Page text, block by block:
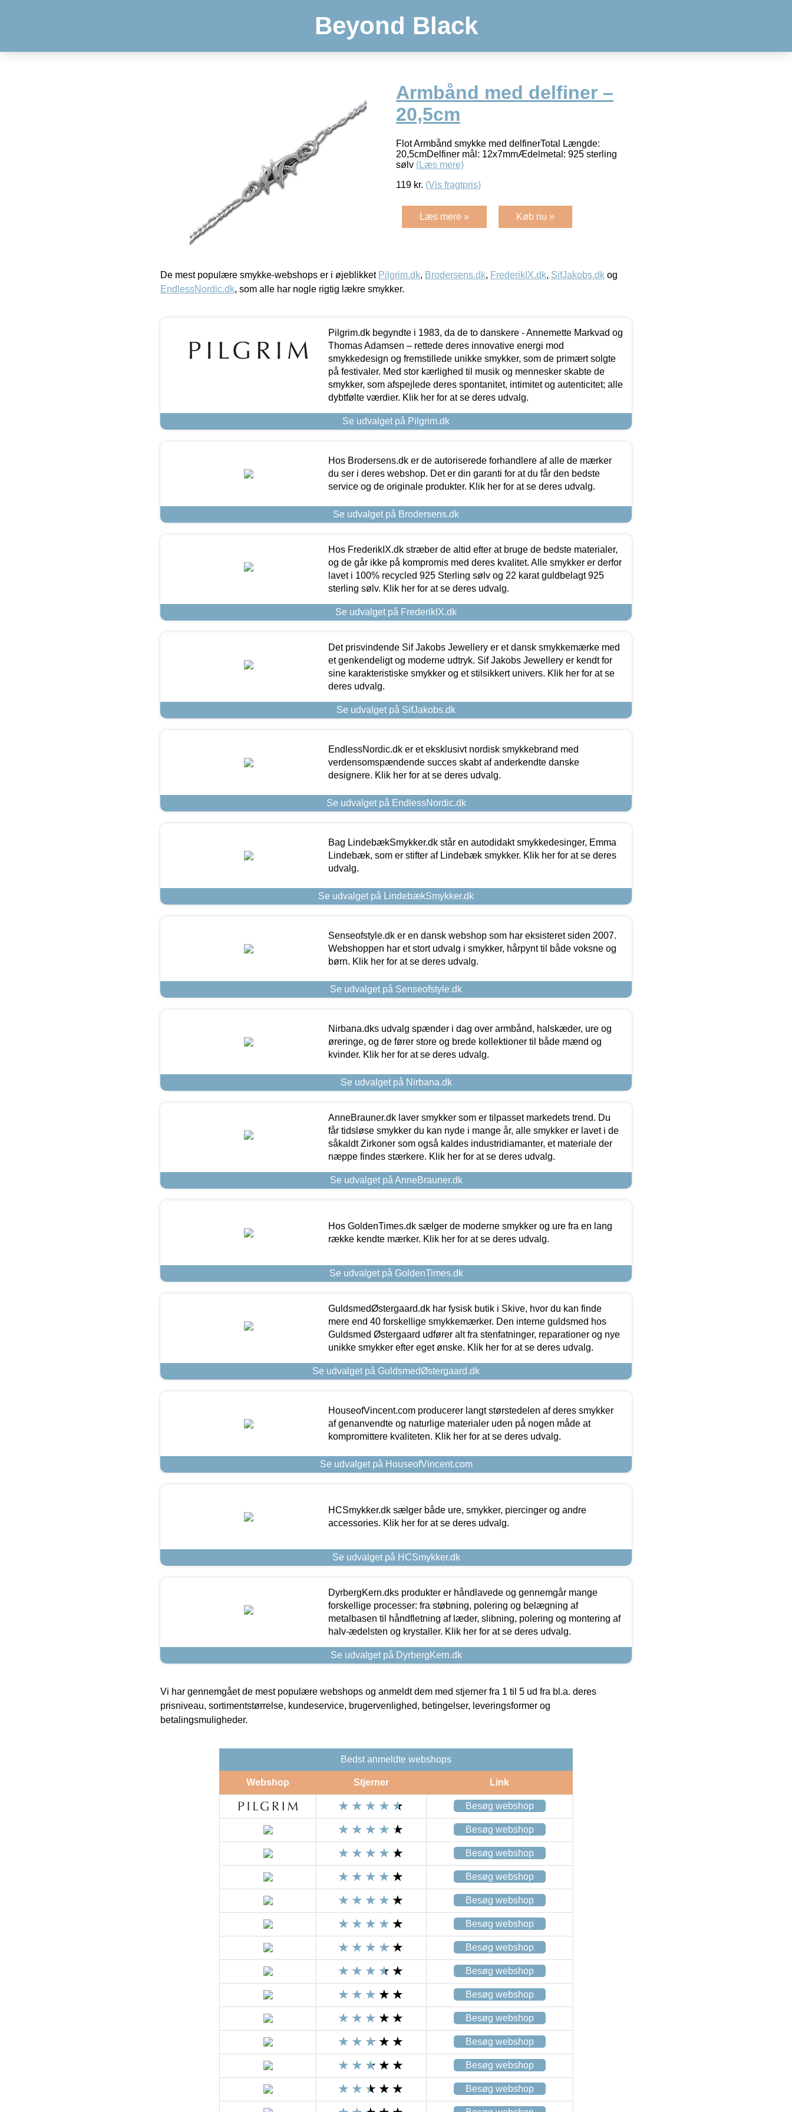
Beyond Black
Armbånd med delfiner –
20,5cm
Flot Armbånd smykke med delfinerTotal Længde:
20,5cmDelfiner mål: 12x7mmÆdelmetal: 925 sterling
sølv (Læs mere)
119 kr. (Vis fragtpris)
Læs mere » Køb nu »
De mest populære smykke-webshops er i øjeblikket Pilgrim.dk, Brodersens.dk, FrederikIX.dk, SifJakobs.dk og
EndlessNordic.dk, som alle har nogle rigtig lækre smykker.
Pilgrim.dk begyndte i 1983, da de to danskere - Annemette Markvad og
Thomas Adamsen – rettede deres innovative energi mod
smykkedesign og fremstillede unikke smykker, som de primært solgte
på festivaler. Med stor kærlighed til musik og mennesker skabte de
smykker, som afspejlede deres spontanitet, intimitet og autenticitet; alle
dybtfølte værdier. Klik her for at se deres udvalg.
Se udvalget på Pilgrim.dk
Hos Brodersens.dk er de autoriserede forhandlere af alle de mærker
du ser i deres webshop. Det er din garanti for at du får den bedste
service og de originale produkter. Klik her for at se deres udvalg.
Se udvalget på Brodersens.dk
Hos FrederikIX.dk stræber de altid efter at bruge de bedste materialer,
og de går ikke på kompromis med deres kvalitet. Alle smykker er derfor
lavet i 100% recycled 925 Sterling sølv og 22 karat guldbelagt 925
sterling sølv. Klik her for at se deres udvalg.
Se udvalget på FrederikIX.dk
Det prisvindende Sif Jakobs Jewellery er et dansk smykkemærke med
et genkendeligt og moderne udtryk. Sif Jakobs Jewellery er kendt for
sine karakteristiske smykker og et stilsikkert univers. Klik her for at se
deres udvalg.
Se udvalget på SifJakobs.dk
EndlessNordic.dk er et eksklusivt nordisk smykkebrand med
verdensomspændende succes skabt af anderkendte danske
designere. Klik her for at se deres udvalg.
Se udvalget på EndlessNordic.dk
Bag LindebækSmykker.dk står en autodidakt smykkedesinger, Emma
Lindebæk, som er stifter af Lindebæk smykker. Klik her for at se deres
udvalg.
Se udvalget på LindebækSmykker.dk
Senseofstyle.dk er en dansk webshop som har eksisteret siden 2007.
Webshoppen har et stort udvalg i smykker, hårpynt til både voksne og
børn. Klik her for at se deres udvalg.
Se udvalget på Senseofstyle.dk
Nirbana.dks udvalg spænder i dag over armbånd, halskæder, ure og
øreringe, og de fører store og brede kollektioner til både mænd og
kvinder. Klik her for at se deres udvalg.
Se udvalget på Nirbana.dk
AnneBrauner.dk laver smykker som er tilpasset markedets trend. Du
får tidsløse smykker du kan nyde i mange år, alle smykker er lavet i de
såkaldt Zirkoner som også kaldes industridiamanter, et materiale der
næppe findes stærkere. Klik her for at se deres udvalg.
Se udvalget på AnneBrauner.dk
Hos GoldenTimes.dk sælger de moderne smykker og ure fra en lang
række kendte mærker. Klik her for at se deres udvalg.
Se udvalget på GoldenTimes.dk
GuldsmedØstergaard.dk har fysisk butik i Skive, hvor du kan finde
mere end 40 forskellige smykkemærker. Den interne guldsmed hos
Guldsmed Østergaard udfører alt fra stenfatninger, reparationer og nye
unikke smykker efter eget ønske. Klik her for at se deres udvalg.
Se udvalget på GuldsmedØstergaard.dk
HouseofVincent.com producerer langt størstedelen af deres smykker
af genanvendte og naturlige materialer uden på nogen måde at
kompromittere kvaliteten. Klik her for at se deres udvalg.
Se udvalget på HouseofVincent.com
HCSmykker.dk sælger både ure, smykker, piercinger og andre
accessories. Klik her for at se deres udvalg.
Se udvalget på HCSmykker.dk
DyrbergKern.dks produkter er håndlavede og gennemgår mange
forskellige processer: fra støbning, polering og belægning af
metalbasen til håndfletning af læder, slibning, polering og montering af
halv-ædelsten og krystaller. Klik her for at se deres udvalg.
Se udvalget på DyrbergKern.dk
Vi har gennemgået de mest populære webshops og anmeldt dem med stjerner fra 1 til 5 ud fra bl.a. deres
prisniveau, sortimentstørrelse, kundeservice, brugervenlighed, betingelser, leveringsformer og
betalingsmuligheder.
Bedst anmeldte webshops
Webshop Stjerner Link
Besøg webshop
Besøg webshop
Besøg webshop
Besøg webshop
Besøg webshop
Besøg webshop
Besøg webshop
Besøg webshop
Besøg webshop
Besøg webshop
Besøg webshop
Besøg webshop
Besøg webshop